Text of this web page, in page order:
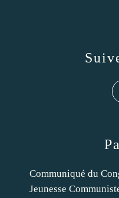
Communiqué du
Jeunesse